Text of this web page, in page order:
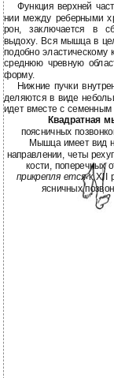
Функция верхней
нии между реберными
рон, заключается в
выдоху. Вся мышца в
подобно
среднюю чревную
форму.
Нижние пучки
деляются в виде
идет вместе с семенным
Квадратная
поясничных
Мышца имеет вид
направлении, четы
кости, поперечных
прикрепля етсяк XII
ясничных